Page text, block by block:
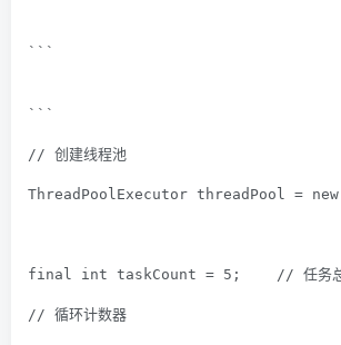
```
```
// 创建线程池
ThreadPoolExecutor threadPool = new
final int taskCount = 5 ; // 任务
// 循环计数器